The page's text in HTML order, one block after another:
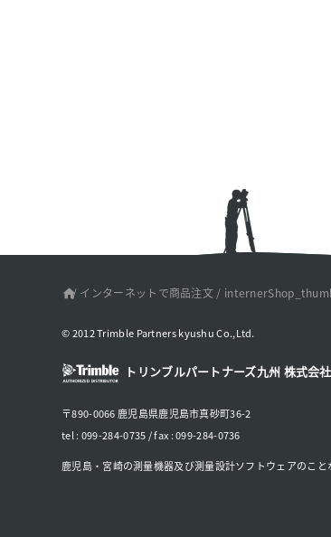
/ インターネットで商品注文 /
© 2012 Trimble Partners kyushu Co.,Ltd.
トリンブルパートナーズ九州 株式会社
〒890-0066 鹿児島県鹿児島市真砂町36-2
tel : 099-284-0735 / fax : 099-284-0736
鹿児島・宮崎の測量機器及び測量設計ソフトウェアのこ